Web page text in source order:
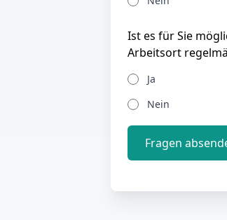
Ist es für Sie
Arbeitsort
Ja
Nein
Fragen